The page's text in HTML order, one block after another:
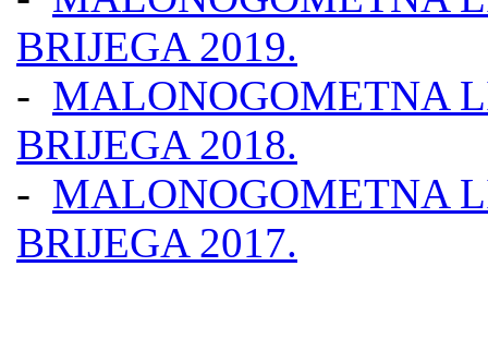
BRIJEGA 2019.
- MALONOGOMETNA
BRIJEGA 2018.
- MALONOGOMETNA
BRIJEGA 2017.